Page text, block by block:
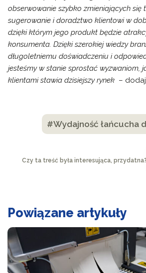
obserwowanie szybko zmieniających się
sugerowanie i doradztwo klientowi w
dzięki którym jego produkt będzie
konsumenta. Dzięki szerokiej wiedzy
długoletniemu doświadczeniu i
jesteśmy w stanie sprostać wyzwaniom,
klientami stawia dzisiejszy rynek –
#Wydajność łańcucha
Czy ta treść była interesująca, przydatna?
Powiązane artykuły